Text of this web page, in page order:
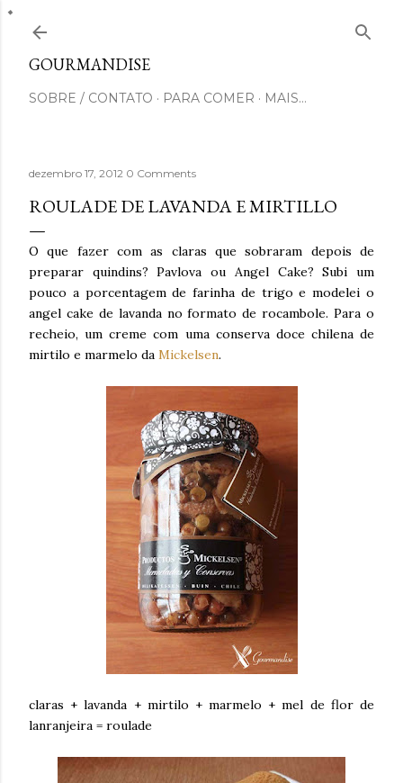
GOURMANDISE
SOBRE / CONTATO PARA COMER MAIS…
dezembro 17, 2012 0 Comments
ROULADE DE LAVANDA E MIRTILLO
O que fazer com as claras que sobraram depois de
preparar quindins? Pavlova ou Angel Cake? Subi um
pouco a porcentagem de farinha de trigo e modelei o
angel cake de lavanda no formato de rocambole. Para o
recheio, um creme com uma conserva doce chilena de
mirtilo e marmelo da Mickelsen.
claras + lavanda + mirtilo + marmelo + mel de flor de
lanranjeira = roulade